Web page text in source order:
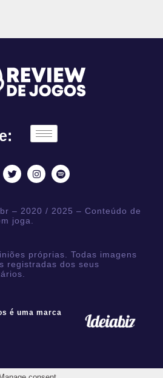
– 2020 / 2025 – Conteúdo de
joga.
próprias. Todas imagens
registradas dos seus
é uma marca